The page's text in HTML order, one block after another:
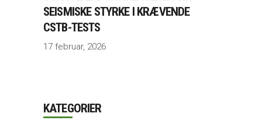
SEISMISKE STYRKE I KRÆVENDE
CSTB-TESTS
17 februar, 2026
KATEGORIER